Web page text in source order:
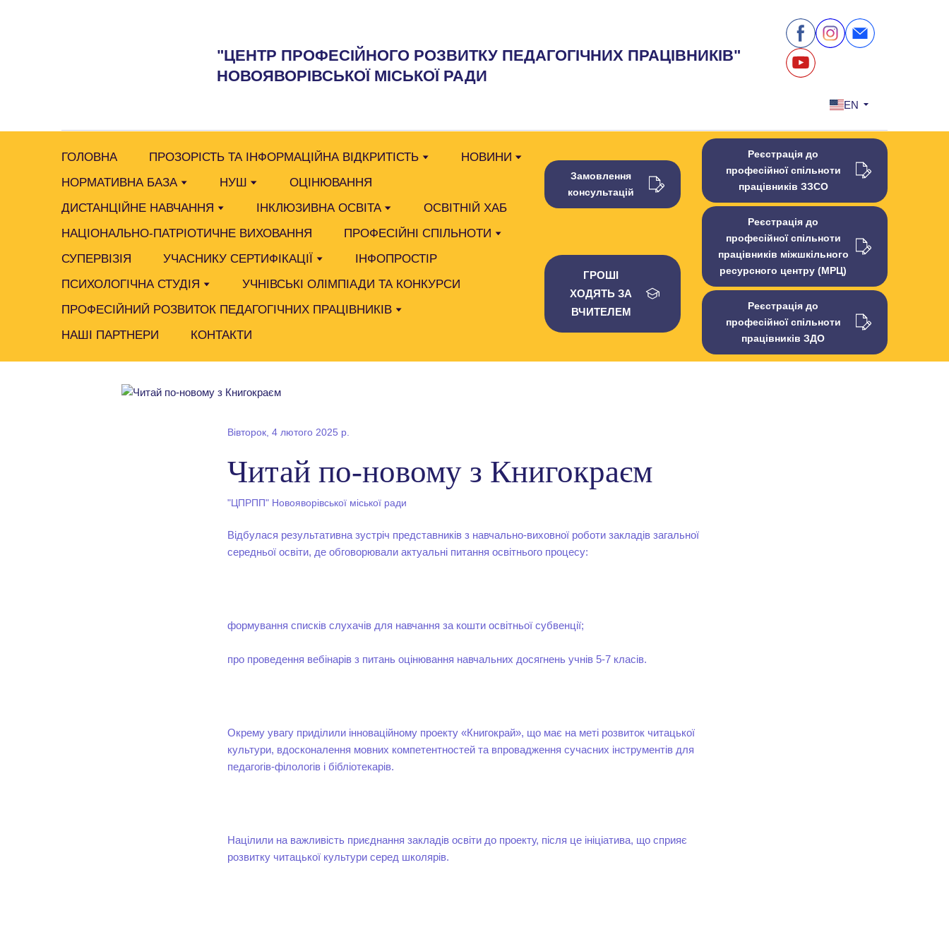
"ЦЕНТР ПРОФЕСІЙНОГО РОЗВИТКУ ПЕДАГОГІЧНИХ ПРАЦІВНИКІВ"
НОВОЯВОРІВСЬКОЇ МІСЬКОЇ РАДИ
EN
ГОЛОВНА ПРОЗОРІСТЬ ТА ІНФОРМАЦІЙНА ВІДКРИТІСТЬ
НОВИНИ
НОРМАТИВНА БАЗА
НУШ
ОЦІНЮВАННЯ
ДИСТАНЦІЙНЕ НАВЧАННЯ
ІНКЛЮЗИВНА ОСВІТА
ОСВІТНІЙ ХАБ
НАЦІОНАЛЬНО-ПАТРІОТИЧНЕ ВИХОВАННЯ
ПРОФЕСІЙНІ СПІЛЬНОТИ
СУПЕРВІЗІЯ
УЧАСНИКУ СЕРТИФІКАЦІЇ
ІНФОПРОСТІР
ПСИХОЛОГІЧНА СТУДІЯ
УЧНІВСЬКІ ОЛІМПІАДИ ТА КОНКУРСИ
ПРОФЕСІЙНИЙ РОЗВИТОК ПЕДАГОГІЧНИХ ПРАЦІВНИКІВ
НАШІ ПАРТНЕРИ
КОНТАКТИ
Замовлення
консультацій
ГРОШІ
ХОДЯТЬ ЗА
ВЧИТЕЛЕМ
Реєстрація до
професійної спільноти
працівників ЗЗСО
Реєстрація до
професійної спільноти
працівників міжшкільного
ресурсного центру (МРЦ)
Реєстрація до
професійної спільноти
працівників ЗДО
Вівторок, 4 лютого 2025 р.
Читай по-новому з Книгокраєм
"ЦПРПП" Новояворівської міської ради
Відбулася результативна зустріч представників з навчально-виховної роботи закладів загальної
середньої освіти, де обговорювали актуальні питання освітнього процесу:
формування списків слухачів для навчання за кошти освітньої субвенції;
про проведення вебінарів з питань оцінювання навчальних досягнень учнів 5-7 класів.
Окрему увагу приділили інноваційному проекту «Книгокрай», що має на меті розвиток читацької
культури, вдосконалення мовних компетентностей та впровадження сучасних інструментів для
педагогів-філологів і бібліотекарів.
Націлили на важливість приєднання закладів освіти до проекту, після це ініціатива, що сприяє
розвитку читацької культури серед школярів.